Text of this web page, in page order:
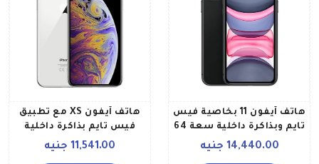
هاتف آيفون 11 بخاصية فيس
تايم وبذاكرة داخلية سعة 64
14,440.00 جنيه
هاتف آيفون XS مع تطبيق
فيس تايم بذاكرة داخلية
سعة 256 جيجابايت ويدعم
11,541.00 جنيه